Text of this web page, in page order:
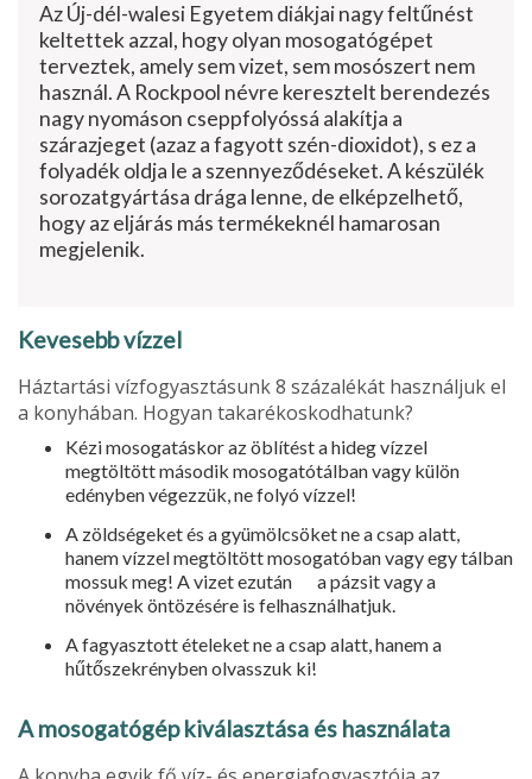
Az Új-dél-walesi Egyetem diákjai nagy feltűnést
keltettek azzal, hogy olyan mosogatógépet
terveztek, amely sem vizet, sem mosószert nem
használ. A Rockpool névre keresztelt berendezés
nagy nyomáson cseppfolyóssá alakítja a
szárazjeget (azaz a fagyott szén-dioxidot), s ez a
folyadék oldja le a szennyező­déseket. A készülék
sorozatgyártása drága lenne, de elképzel­hető,
hogy az eljárás más termékeknél hamarosan
megjelenik.
Kevesebb vízzel
Háztartási vízfogyasztásunk 8 szá­zalékát használjuk el
a konyhában. Hogyan takarékoskodhatunk?
Kézi mosogatáskor az öblítést a hideg vízzel
megtöltött második mosogatótálban vagy külön
edény­ben végezzük, ne folyó vízzel!
A zöldségeket és a gyümölcsöket ne a csap alatt,
hanem vízzel meg­töltött mosogatóban vagy egy tál­ban
mossuk meg! A vizet ezután a pázsit vagy a
növények öntözésére is felhasználhatjuk.
A fagyasztott ételeket ne a csap alatt, hanem a
hűtőszekrényben olvasszuk ki!
A mosogatógép kiválasztása és használata